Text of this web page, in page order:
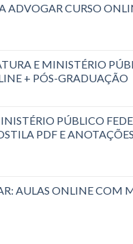
ADVOGAR CURSO
E MINISTÉRIO
+ PÓS-GRADUAÇÃO
PÚBLICO
PDF E
AULAS ONLINE COM